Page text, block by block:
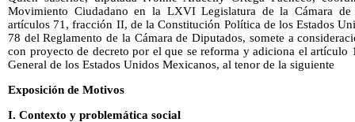
Movimiento Ciudadano en la LXVI Legislatura de la Cámara
artículos 71, fracción II, de la Constitución Política de los Estados
78 del Reglamento de la Cámara de Diputados, somete a
con proyecto de decreto por el que se reforma y adiciona el artículo
General de los Estados Unidos Mexicanos, al tenor de la siguiente
Exposición de Motivos
I. Contexto y problemática social